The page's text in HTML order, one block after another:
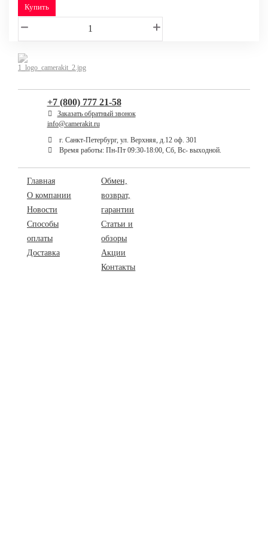
Купить
+7 (800) 777 21-58
Заказать обратный звонок
info@camerakit.ru
г. Санкт-Петербург, ул. Верхняя, д.12 оф. 301
Время работы: Пн-Пт 09:30-18:00, Сб, Вс- выходной.
Главная
О компании
Новости
Способы
оплаты
Доставка
Обмен,
возврат,
гарантии
Статьи и
обзоры
Акции
Контакты